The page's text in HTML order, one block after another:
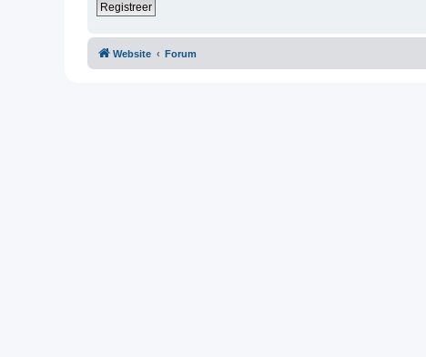
Registreer
Website Forum